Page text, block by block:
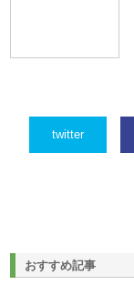
twitter
おすすめ記事